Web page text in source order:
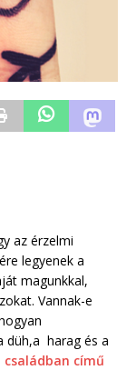
az érzelmi
legyenek a
magunkkal,
Vannak-e
düh,a harag és a
című